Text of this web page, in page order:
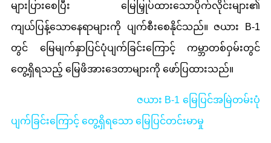
များပြားစေပြီး မြေမြှုပ်ထားသောပိုက်လိုင်းများ၏
ကျယ်ပြန့်သောနေရာများကို ပျက်စီးစေနိုင်သည်။ ဇယား B-1
တွင် မြေမျက်နှာပြင်ပုံပျက်ခြင်းကြောင့် ကမ္ဘာတစ်ဝှမ်းတွင်
တွေ့ရှိရသည့် မြေဖိအားဒေတာများကို ဖော်ပြထားသည်။
ဇယား B-1 မြေပြင်အမြဲတမ်းပုံ
ပျက်ခြင်းကြောင့် တွေ့ရှိရသော မြေပြင်တင်းမာမှု